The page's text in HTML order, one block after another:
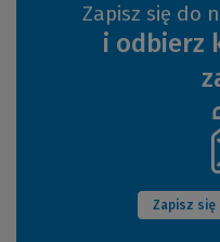
Zapisz się do
i odbierz
Zapisz